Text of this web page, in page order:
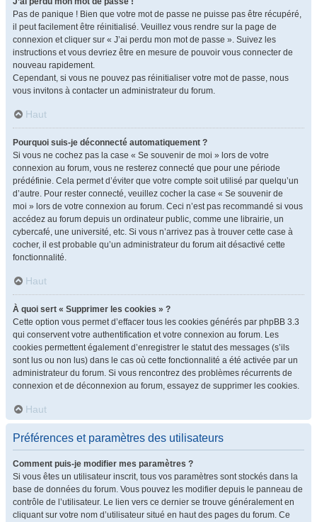
Pas de panique ! Bien que votre mot de passe ne puisse pas être récupéré,
il peut facilement être réinitialisé. Veuillez vous rendre sur la page de
connexion et cliquer sur « J’ai perdu mon mot de passe ». Suivez les
instructions et vous devriez être en mesure de pouvoir vous connecter de
nouveau rapidement.
Cependant, si vous ne pouvez pas réinitialiser votre mot de passe, nous
vous invitons à contacter un administrateur du forum.
Haut
Pourquoi suis-je déconnecté automatiquement ?
Si vous ne cochez pas la case « Se souvenir de moi » lors de votre
connexion au forum, vous ne resterez connecté que pour une période
prédéfinie. Cela permet d’éviter que votre compte soit utilisé par quelqu’un
d’autre. Pour rester connecté, veuillez cocher la case « Se souvenir de
moi » lors de votre connexion au forum. Ceci n’est pas recommandé si vous
accédez au forum depuis un ordinateur public, comme une librairie, un
cybercafé, une université, etc. Si vous n’arrivez pas à trouver cette case à
cocher, il est probable qu’un administrateur du forum ait désactivé cette
fonctionnalité.
Haut
À quoi sert « Supprimer les cookies » ?
Cette option vous permet d’effacer tous les cookies générés par phpBB 3.3
qui conservent votre authentification et votre connexion au forum. Les
cookies permettent également d’enregistrer le statut des messages (s’ils
sont lus ou non lus) dans le cas où cette fonctionnalité a été activée par un
administrateur du forum. Si vous rencontrez des problèmes récurrents de
connexion et de déconnexion au forum, essayez de supprimer les cookies.
Haut
Préférences et paramètres des utilisateurs
Comment puis-je modifier mes paramètres ?
Si vous êtes un utilisateur inscrit, tous vos paramètres sont stockés dans la
base de données du forum. Vous pouvez les modifier depuis le panneau de
contrôle de l’utilisateur. Le lien vers ce dernier se trouve généralement en
cliquant sur votre nom d’utilisateur situé en haut des pages du forum. Ce